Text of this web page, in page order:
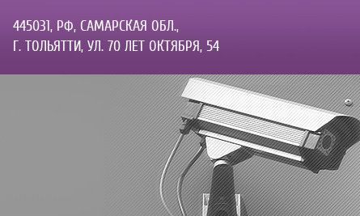
445031, РФ, САМАРСКАЯ ОБЛ.,
Г. ТОЛЬЯТТИ, УЛ. 70 ЛЕТ ОКТЯБРЯ, 54